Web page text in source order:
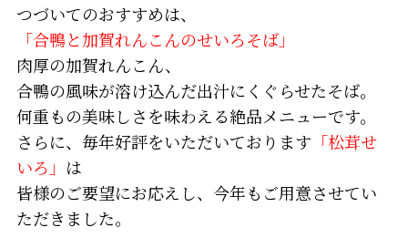
つづいてのおすすめは、
「合鴨と加賀れんこんのせいろそば」
肉厚の加賀れんこん、
合鴨の風味が溶け込んだ出汁にくぐらせたそば。
何重もの美味しさを味わえる絶品メニューです。
さらに、毎年好評をいただいております 「松茸せ
いろ」 は
皆様のご要望にお応えし、今年もご用意させてい
ただきました。